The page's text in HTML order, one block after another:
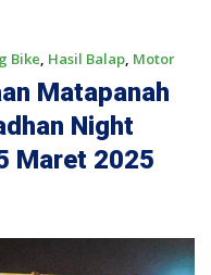
Bike Hasil Balap Motor
Matapanah
Night
Maret 2025